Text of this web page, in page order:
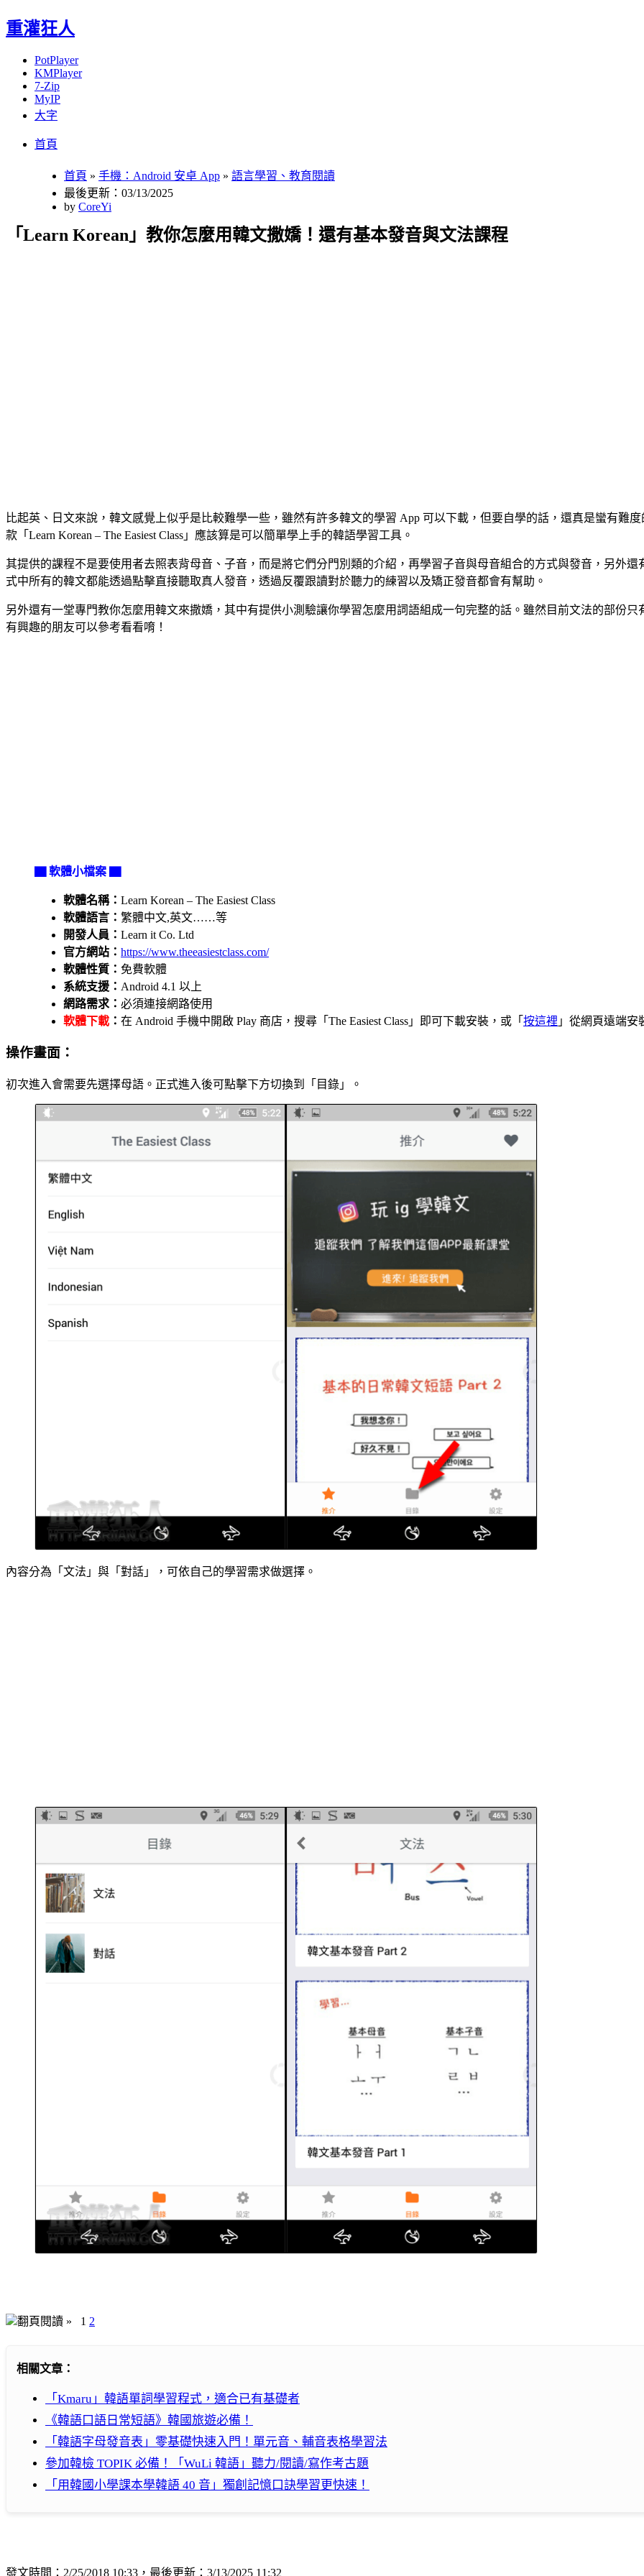
重灌狂人
PotPlayer
KMPlayer
7-Zip
MyIP
大字
首頁
首頁 » 手機：Android 安卓 App » 語言學習、教育閱讀
最後更新：03/13/2025
by CoreYi
「Learn Korean」教你怎麼用韓文撒嬌！還有基本發音與文法課程
比起英、日文來說，韓文感覺上似乎是比較難學一些，雖然有許多韓文的學習 App 可以下載，但要自學的話，還真是蠻有難
款「Learn Korean – The Easiest Class」應該算是可以簡單學上手的韓語學習工具。
其提供的課程不是要使用者去照表背母音、子音，而是將它們分門別類的介紹，再學習子音與母音組合的方式與發音，另外
式中所有的韓文都能透過點擊直接聽取真人發音，透過反覆跟讀對於聽力的練習以及矯正發音都會有幫助。
另外還有一堂專門教你怎麼用韓文來撒嬌，其中有提供小測驗讓你學習怎麼用詞語組成一句完整的話。雖然目前文法的部份
有興趣的朋友可以參考看看唷！
▇ 軟體小檔案 ▇
軟體名稱： Learn Korean – The Easiest Class
軟體語言： 繁體中文,英文……等
開發人員： Learn it Co. Ltd
官方網站： https://www.theeasiestclass.com/
軟體性質： 免費軟體
系統支援： Android 4.1 以上
網路需求： 必須連接網路使用
軟體下載 ： 在 Android 手機中開啟 Play 商店，搜尋「The Easiest Class」即可下載安裝，或「 按這裡 」從網頁遠端安
操作畫面：
初次進入會需要先選擇母語。正式進入後可點擊下方切換到「目錄」。
內容分為「文法」與「對話」，可依自己的學習需求做選擇。
翻頁閱讀 » 1 2
相關文章：
「Kmaru」韓語單詞學習程式，適合已有基礎者
《韓語口語日常短語》韓國旅遊必備！
「韓語字母發音表」零基礎快速入門！單元音、輔音表格學習法
參加韓檢 TOPIK 必備！「WuLi 韓語」聽力/閱讀/寫作考古題
「用韓國小學課本學韓語 40 音」獨創記憶口訣學習更快速！
發文時間：2/25/2018 10:33，最後更新：3/13/2025 11:32